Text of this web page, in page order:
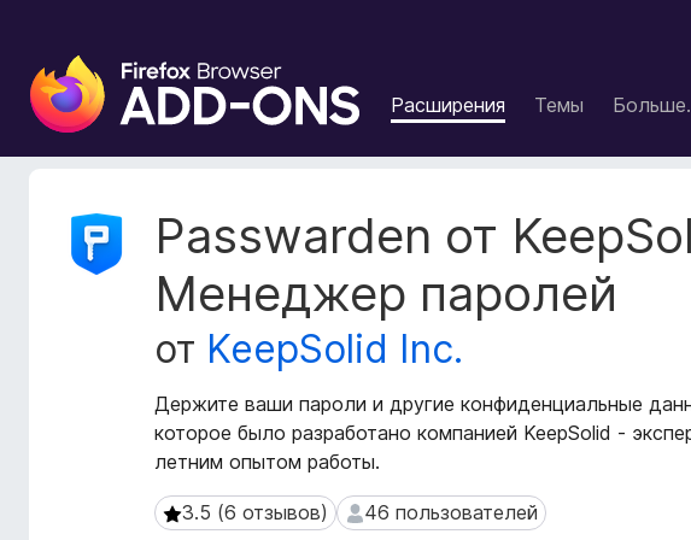
Д
о
п
о
Расширения Темы
Passwarden от
Менеджер паролей
от KeepSolid Inc.
Держите ваши пароли и другие конфиденциальные
которое было разработано компанией KeepSolid -
летним опытом работы.
3.5 (6 отзывов)
3.5 (6 отзывов) 46 пользователей
46 пользователей
М